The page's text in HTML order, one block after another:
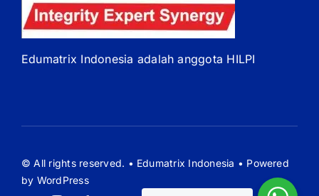
Edumatrix Indonesia adalah anggota HILPI
© All rights reserved. • Edumatrix Indonesia • Powered
by WordPress